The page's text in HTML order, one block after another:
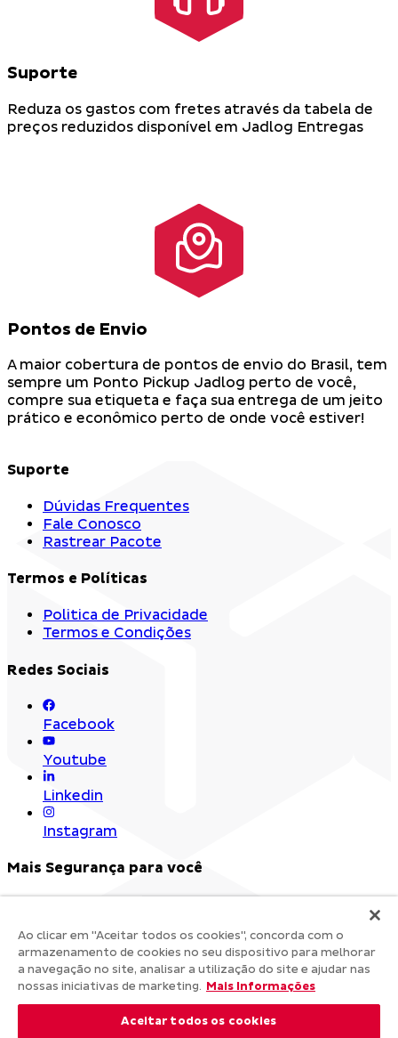
Suporte
Reduza os gastos com fretes através da tabela de
preços reduzidos disponível em Jadlog Entregas
Pontos de Envio
A maior cobertura de pontos de envio do Brasil, tem
sempre um Ponto Pickup Jadlog perto de você,
compre sua etiqueta e faça sua entrega de um jeito
prático e econômico perto de onde você estiver!
Suporte
Dúvidas Frequentes
Fale Conosco
Rastrear Pacote
Termos e Políticas
Politica de Privacidade
Termos e Condições
Redes Sociais
Facebook
Youtube
Linkedin
Instagram
Mais Segurança para você
Ao clicar em "Aceitar todos os cookies", concorda com o
armazenamento de cookies no seu dispositivo para melhorar
a navegação no site, analisar a utilização do site e ajudar nas
nossas iniciativas de marketing. Mais Informações
Aceitar todos os cookies